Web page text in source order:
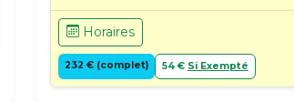
Horaires
232 € (complet) 54 € Si Exempté